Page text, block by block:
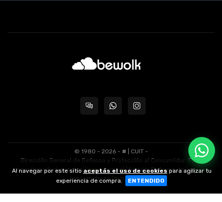
© 1980 - 2026 - # | CUIT -
Dirección General de Defensa y Protección al Consumidor: Para
consultas y/o denuncias[ingrese aquí]| Nación: Defensa de las y los
consumidores[ingrese aquí].
Al navegar por este sitio aceptás el uso de cookiespara agilizar tu
experiencia de compra.
ENTENDIDO